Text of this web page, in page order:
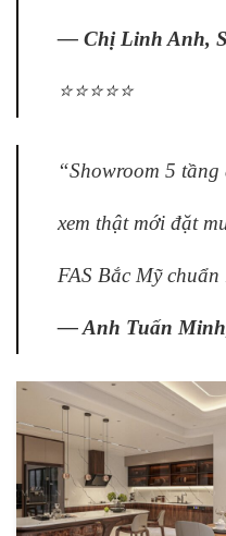
— Chị Linh Anh,
⭐⭐⭐⭐⭐
“Showroom 5
xem thật mới đặt
FAS Bắc Mỹ
— Anh Tuấn